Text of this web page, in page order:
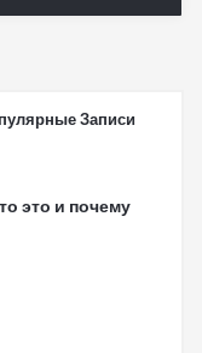
Записи
это и почему